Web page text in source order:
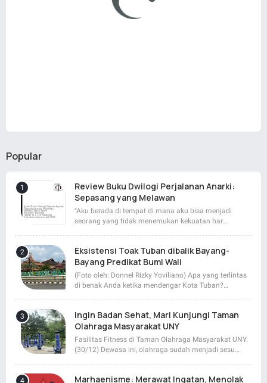
Popular
Review Buku Dwilogi Perjalanan Anarki:
Sepasang yang Melawan
"Aku berada di tempat di mana aku bisa menjadi
seorang yang tidak menemukan kekuatan har…
Eksistensi Toak Tuban dibalik Bayang-
Bayang Predikat Bumi Wali
(Foto oleh: Donnel Rizky Yoviliano) Apa yang terlintas
di benak Anda ketika mendengar Kota Tuban?…
Ingin Badan Sehat, Mari Kunjungi Taman
Olahraga Masyarakat UNY
Fasilitas Fitness di Taman Olahraga Masyarakat UNY.
(30/12) Dewasa ini, olahraga sudah menjadi sesu…
Marhaenisme: Merawat Ingatan, Menolak